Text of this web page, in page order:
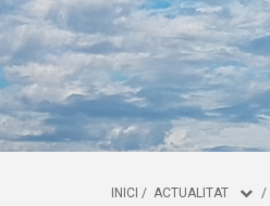
INICI / ACTUALITAT /